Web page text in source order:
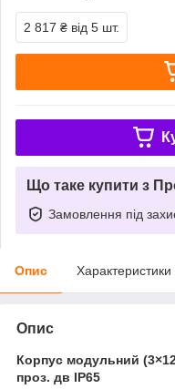
2 817 ₴ від 5 шт.
Що таке купити з
Замовлення під
Опис Характеристики
Опис
Корпус модульний
проз. дв IP65